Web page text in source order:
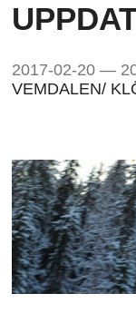
2017-02-20 —
VEMDALEN/